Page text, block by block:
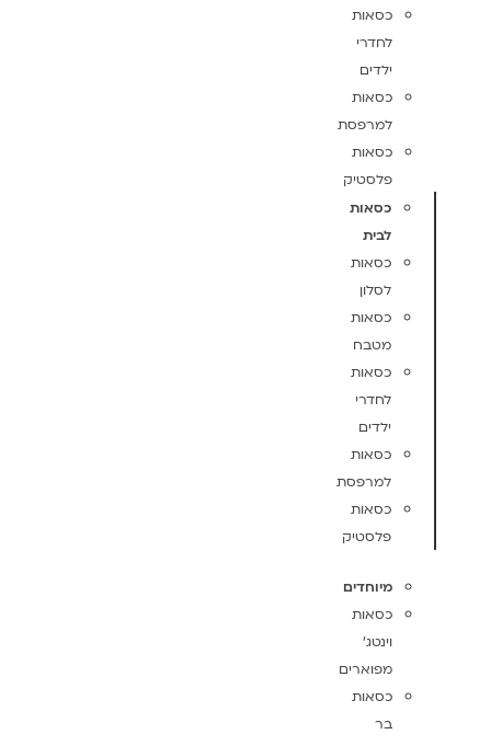
כסאות
לחדרי
ילדים
כסאות
למרפסת
כסאות
פלסטיק
כסאות
לבית
כסאות
לסלון
כסאות
מטבח
כסאות
לחדרי
ילדים
כסאות
למרפסת
כסאות
פלסטיק
מיוחדים
כסאות
וינטג'
מפוארים
כסאות
בר